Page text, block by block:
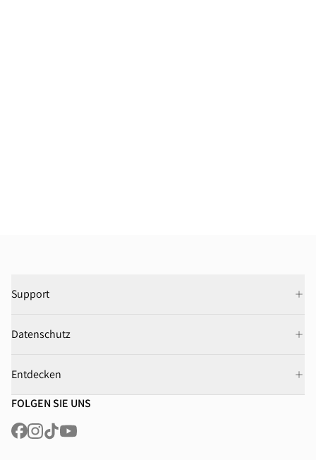
Support
Datenschutz
Entdecken
FOLGEN SIE UNS